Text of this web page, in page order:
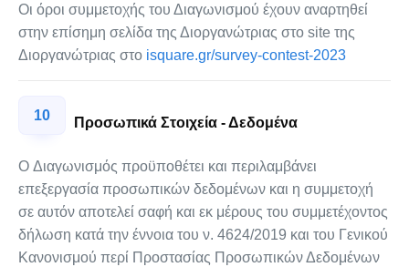
Οι όροι συμμετοχής του Διαγωνισμού έχουν αναρτηθεί
στην επίσημη σελίδα της Διοργανώτριας στο site της
Διοργανώτριας στο isquare.gr/survey-contest-2023
10 Προσωπικά Στοιχεία - Δεδομένα
O Διαγωνισμός προϋποθέτει και περιλαμβάνει
επεξεργασία προσωπικών δεδομένων και η συμμετοχή
σε αυτόν αποτελεί σαφή και εκ μέρους του συμμετέχοντος
δήλωση κατά την έννοια του ν. 4624/2019 και του Γενικού
Κανονισμού περί Προστασίας Προσωπικών Δεδομένων